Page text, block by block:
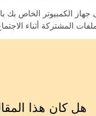
جهاز الكمبيوتر الخاص بك
المشتركة أثناء
هل كان هذا